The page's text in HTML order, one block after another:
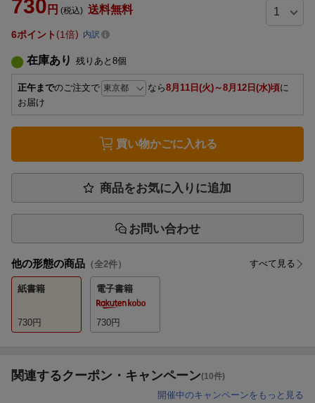
730 円 (税込) 送料無料
6ポイント 1倍 内訳
在庫あり 残りあと 8個
正午までのご注文で なら8月11日(火)～8月12日(水)頃に
お届け
買い物かごに入れる
商品をお気に入りに追加
お問い合わせ
他の形態の商品 （全2件） すべて見る
紙書籍
730円
電子書籍
730円
関連するクーポン・キャンペーン(10件)
開催中のキャンペーンをもっと見る